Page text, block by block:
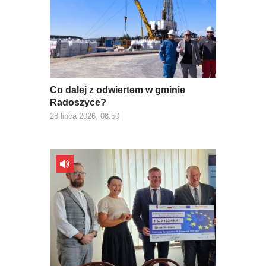
Co dalej z odwiertem w gminie
Radoszyce?
28 lipca 2026, 08:50